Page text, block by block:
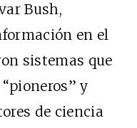
Bush,
en el
sistemas que
y
de ciencia